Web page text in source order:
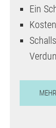
Ein